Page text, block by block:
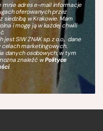
mnie adres e-mail informacje
oferowanych przez
siedzibą w Krakowie. Mam
i mogę ją w każdej chwili
SIW ZNAK sp. z o.o., dane
celach marketingowych.
danych osobowych, w tym
znaleźć wPolityce
.